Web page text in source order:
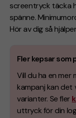
screentryck täcka
spänne.
Hör av dig så
Fler kepsar som
Vill du ha en mer
kampanj kan
varianter. Se fler
uttryck för din